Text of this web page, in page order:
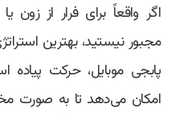
اگر واقعاً برای فرار از زون
پابجی موبایل، حرکت
امکان می‌دهد تا به صورت